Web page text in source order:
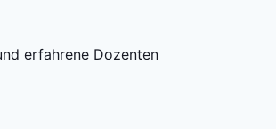
erfahrene Dozenten